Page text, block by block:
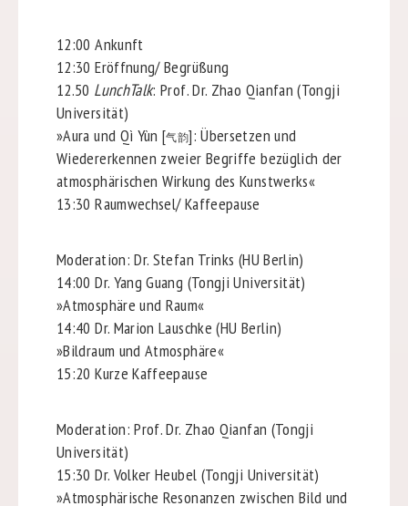
12:00 Ankunft
12:30 Eröffnung/ Begrüßung
12.50 LunchTalk: Prof. Dr. Zhao Qianfan (Tongji
Universität)
»Aura und Qì Yùn [气韵]: Übersetzen und
Wiedererkennen zweier Begriffe bezüglich der
atmosphärischen Wirkung des Kunstwerks«
13:30 Raumwechsel/ Kaffeepause
Moderation: Dr. Stefan Trinks (HU Berlin)
14:00 Dr. Yang Guang (Tongji Universität)
»Atmosphäre und Raum«
14:40 Dr. Marion Lauschke (HU Berlin)
»Bildraum und Atmosphäre«
15:20 Kurze Kaffeepause
Moderation: Prof. Dr. Zhao Qianfan (Tongji
Universität)
15:30 Dr. Volker Heubel (Tongji Universität)
»Atmosphärische Resonanzen zwischen Bild und